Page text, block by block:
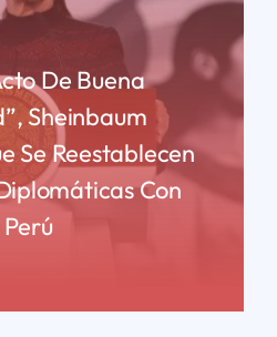
De Buena
Sheinbaum
Se Reestablecen
Con
Perú